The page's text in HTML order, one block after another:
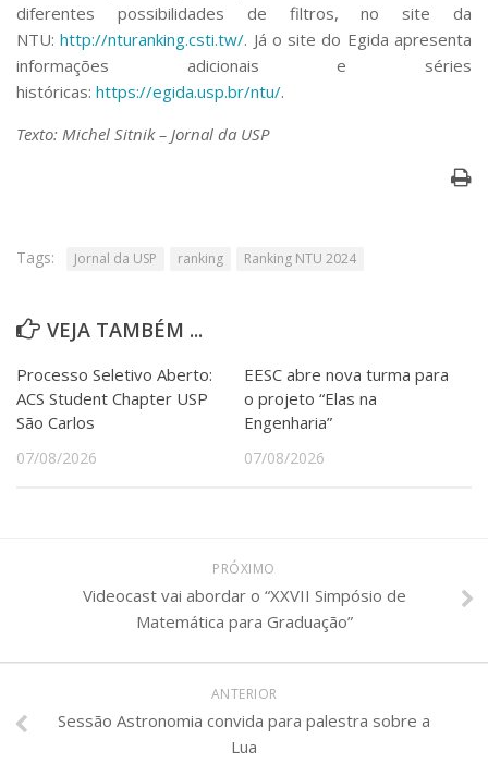
diferentes possibilidades de filtros, no siteda
NTU:http://nturanking.csti.tw/. Já o sitedo Egida apresenta
informações adicionais e séries
históricas: https://egida.usp.br/ntu/.
Texto: Michel Sitnik – Jornal da USP
Tags: Jornal da USP ranking Ranking NTU 2024
VEJA TAMBÉM ...
Processo Seletivo Aberto:
ACS Student Chapter USP
São Carlos
07/08/2026
EESC abre nova turma para
o projeto “Elas na
Engenharia”
07/08/2026
PRÓXIMO
Videocast vai abordar o “XXVII Simpósio de
Matemática para Graduação”
ANTERIOR
Sessão Astronomia convida para palestra sobre a
Lua